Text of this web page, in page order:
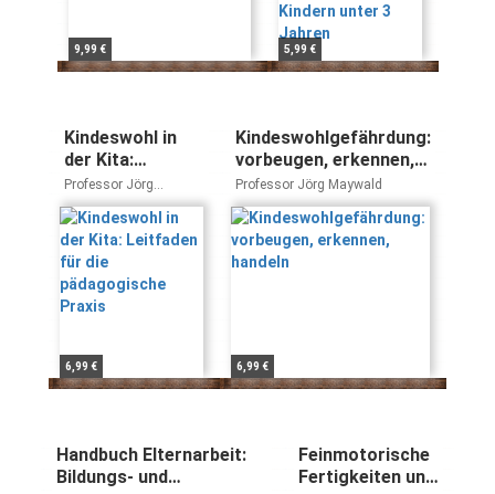
9,99 € 5,99 €
Kindeswohl in
der Kita:
Leitfaden für die
pädagogische
Praxis
Professor Jörg
Maywald
6,99 €
Kindeswohlgefährdung:
vorbeugen, erkennen,
handeln
Professor Jörg Maywald
6,99 €
Handbuch Elternarbeit:
Bildungs- und
Feinmotorische
Fertigkeiten und